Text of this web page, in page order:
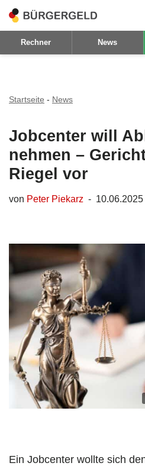
Zum
Inhalt
Rechner News
Startseite - News
Jobcenter will
nehmen –
Riegel vor
von Peter Piekarz 10.06.2025
Ein Jobcenter wollte sich